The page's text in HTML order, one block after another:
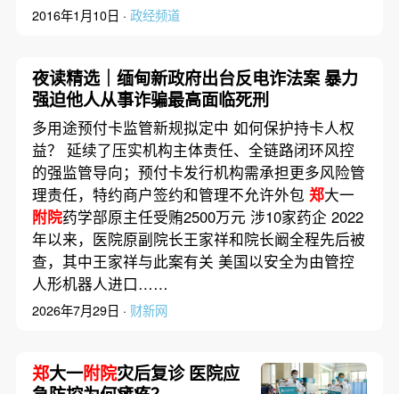
2016年1月10日 · 政经频道
夜读精选｜缅甸新政府出台反电诈法案 暴力
强迫他人从事诈骗最高面临死刑
多用途预付卡监管新规拟定中 如何保护持卡人权
益？ 延续了压实机构主体责任、全链路闭环风控
的强监管导向；预付卡发行机构需承担更多风险管
理责任，特约商户签约和管理不允许外包 郑大一
附院药学部原主任受贿2500万元 涉10家药企 2022
年以来，医院原副院长王家祥和院长阚全程先后被
查，其中王家祥与此案有关 美国以安全为由管控
人形机器人进口……
2026年7月29日 · 财新网
郑大一附院灾后复诊 医院应